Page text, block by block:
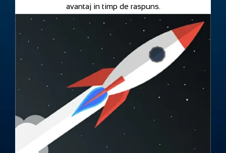
avantaj in timp de raspuns.